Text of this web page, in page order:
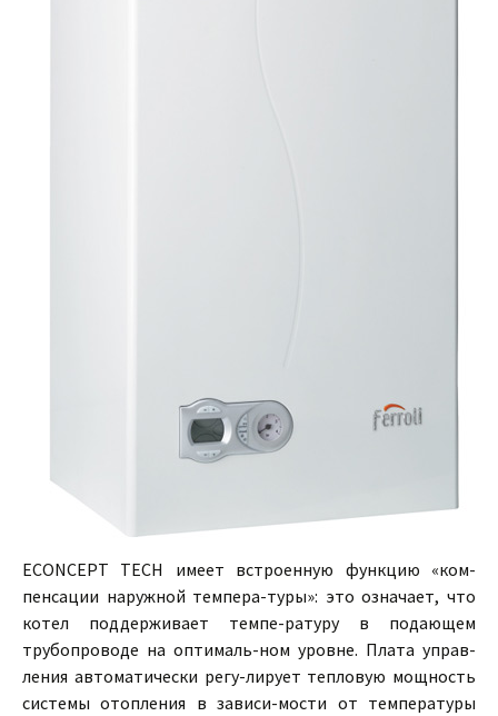
ECONCEPT TECH имеет встроенную функцию «ком-
пенсации наружной темпера-туры»: это означает, что
котел поддерживает темпе-ратуру в подающем
трубопроводе на оптималь-ном уровне. Плата управ-
ления автоматически регу-лирует тепловую мощность
системы отопления в зависи-мости от температуры